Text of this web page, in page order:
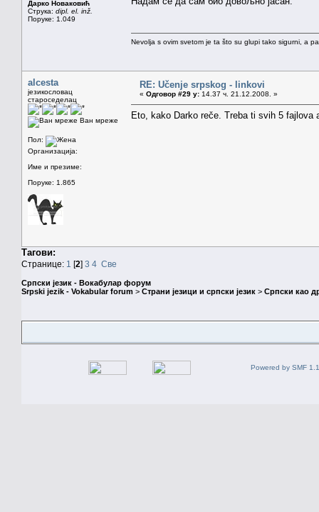
Дарко Новаковић
Струка: dipl. el. inž.
Поруке: 1.049
Nevolja s ovim svetom je ta što su glupi tako sigurni, a
alcesta
језикословац
староседелац
Ван мреже
Пол:
Организација:
Име и презиме:
Поруке: 1.865
RE: Učenje srpskog - linkovi
« Одговор #29 у: 14.37 ч. 21.12.2008. »
Eto, kako Darko reče. Treba ti svih 5
Тагови:
Странице: 1 [2] 3 4 Све
Српски језик - Вокабулар форум
Srpski jezik - Vokabular forum > Страни језици и српски језик > Српски као
Powered by SMF